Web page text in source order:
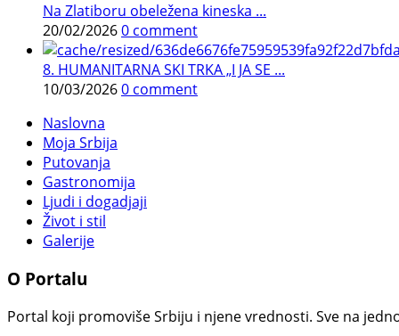
Na Zlatiboru obeležena kineska ...
20/02/20260 comment
8. HUMANITARNA SKI TRKA „I JA SE ...
10/03/20260 comment
Naslovna
Moja Srbija
Putovanja
Gastronomija
Ljudi i dogadjaji
Život i stil
Galerije
O Portalu
Portal koji promoviše Srbiju i njene vrednosti. Sve na